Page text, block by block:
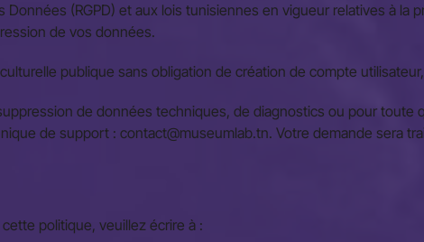
(RGPD) et aux lois tunisiennes en vigueur relatives à
de vos données.
publique sans obligation de création de compte
de données techniques, de diagnostics ou pour
de support : contact@museumlab.tn. Votre demande sera
politique, veuillez écrire à :